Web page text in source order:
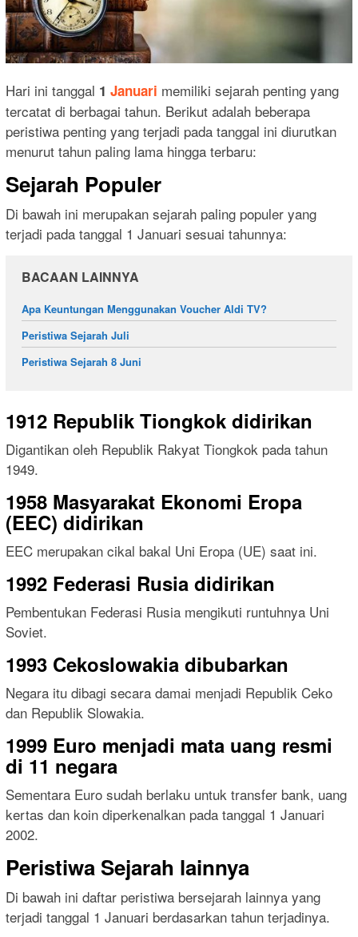
Hari ini tanggal 1 Januari memiliki sejarah penting yang
tercatat di berbagai tahun. Berikut adalah beberapa
peristiwa penting yang terjadi pada tanggal ini diurutkan
menurut tahun paling lama hingga terbaru:
Sejarah Populer
Di bawah ini merupakan sejarah paling populer yang
terjadi pada tanggal 1 Januari sesuai tahunnya:
BACAAN LAINNYA
Apa Keuntungan Menggunakan Voucher Aldi TV?
Peristiwa Sejarah Juli
Peristiwa Sejarah 8 Juni
1912 Republik Tiongkok didirikan
Digantikan oleh Republik Rakyat Tiongkok pada tahun
1949.
1958 Masyarakat Ekonomi Eropa
(EEC) didirikan
EEC merupakan cikal bakal Uni Eropa (UE) saat ini.
1992 Federasi Rusia didirikan
Pembentukan Federasi Rusia mengikuti runtuhnya Uni
Soviet.
1993 Cekoslowakia dibubarkan
Negara itu dibagi secara damai menjadi Republik Ceko
dan Republik Slowakia.
1999 Euro menjadi mata uang resmi
di 11 negara
Sementara Euro sudah berlaku untuk transfer bank, uang
kertas dan koin diperkenalkan pada tanggal 1 Januari
2002.
Peristiwa Sejarah lainnya
Di bawah ini daftar peristiwa bersejarah lainnya yang
terjadi tanggal 1 Januari berdasarkan tahun terjadinya.